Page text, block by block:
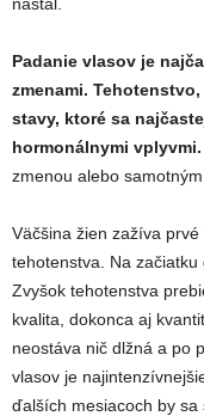
Padanie vlasov je
zmenami.
stavy, ktoré sa
hormonálnymi vplyvmi.
zmenou alebo
Väčšina žien zažíva
tehotenstva. Na
Zvyšok tehotenstva
kvalita, dokonca aj
neostáva nič dlžná a po
vlasov je
ďalších mesiacoch by